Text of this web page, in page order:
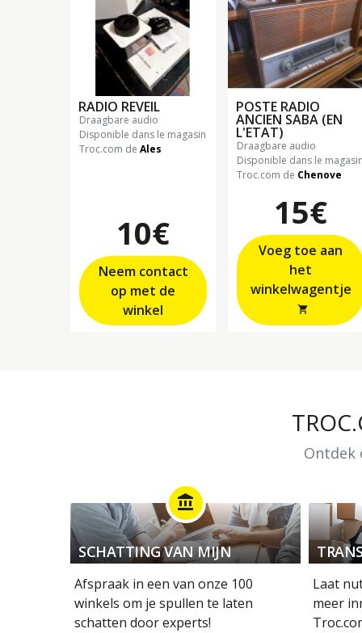
RADIO REVEIL
draagbare audio
Disponible dans le magasin
Troc.com de Ales
10€
Neem contact
op met de
winkel
POSTE RADIO
ANCIEN SABA (EN
L'ETAT)
draagbare audio
Disponible dans le
Troc.com de Chenove
15€
Voeg toe aan
het
shopping_cart
Ontdek
account_balance
SCHATTING VAN MIJN
OBJECTEN
Afspraak in een van onze 100
winkels om je spullen te laten
schatten door experts!
Laat
meer